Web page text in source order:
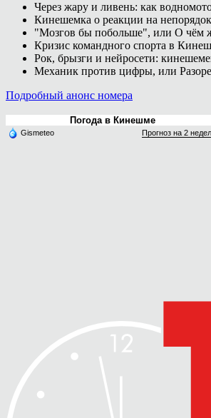
Через жару и ливень: как
Кинешемка о реакции на
"Мозгов бы побольше", или О чём
Кризис командного спорта в
Рок, брызги и нейросети:
Механик против цифры, или
Подробный анонс номера
Погода в Кинешме
Gismeteo Прогноз на 2